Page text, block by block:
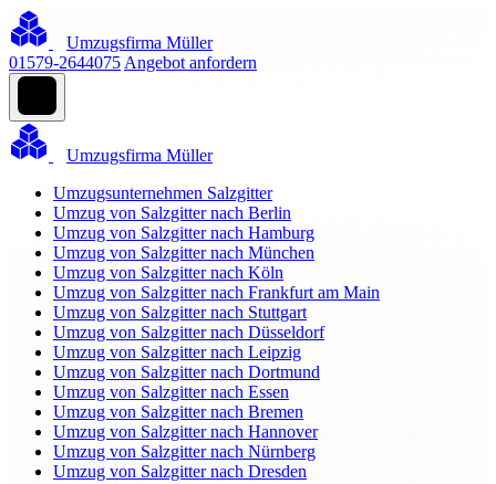
Umzugsfirma Müller
01579-2644075 Angebot anfordern
Umzugsfirma Müller
Umzugsunternehmen Salzgitter
Umzug von Salzgitter nach Berlin
Umzug von Salzgitter nach Hamburg
Umzug von Salzgitter nach München
Umzug von Salzgitter nach Köln
Umzug von Salzgitter nach Frankfurt am Main
Umzug von Salzgitter nach Stuttgart
Umzug von Salzgitter nach Düsseldorf
Umzug von Salzgitter nach Leipzig
Umzug von Salzgitter nach Dortmund
Umzug von Salzgitter nach Essen
Umzug von Salzgitter nach Bremen
Umzug von Salzgitter nach Hannover
Umzug von Salzgitter nach Nürnberg
Umzug von Salzgitter nach Dresden